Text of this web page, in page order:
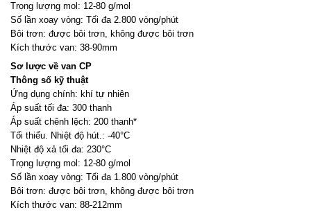
Trọng lượng mol: 12-80 g/mol
Số lần xoay vòng: Tối đa 2.800 vòng/phút
Bôi trơn: được bôi trơn, không được bôi trơn
Kích thước van: 38-90mm
Sơ lược về van CP
Thông số kỹ thuật
Ứng dụng chính: khí tự nhiên
Áp suất tối đa: 300 thanh
Áp suất chênh lệch: 200 thanh*
Tối thiểu. Nhiệt độ hút.: -40°C
Nhiệt độ xả tối đa: 230°C
Trọng lượng mol: 12-80 g/mol
Số lần xoay vòng: Tối đa 1.800 vòng/phút
Bôi trơn: được bôi trơn, không được bôi trơn
Kích thước van: 88-212mm